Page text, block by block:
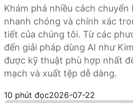
Khám phá nhiều cách chuyển
nhanh chóng và chính xác
tiết của chúng tôi. Từ các
đến giải pháp dùng AI như
được kỹ thuật phù hợp nhất
mạch và xuất tệp dễ dàng.
10 phút đọc2026-07-22